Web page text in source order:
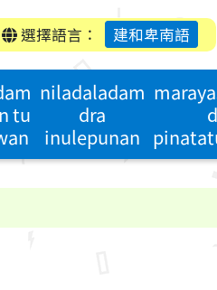
選擇語言： 建和卑南語
tu
niladaladam
dra
inulepunan